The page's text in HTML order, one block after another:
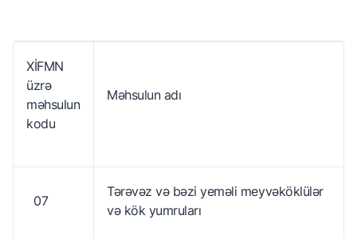
XİFMN
üzrə
məhsulun
kodu
Məhsulun adı
07
Tərəvəz və bəzi yeməli meyvəköklülər
və kök yumruları